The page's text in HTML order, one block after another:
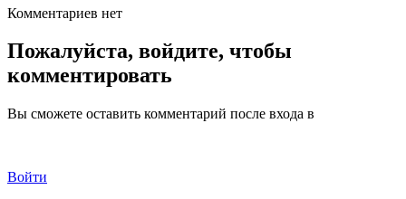
Комментариев нет
Пожалуйста, войдите, чтобы
комментировать
Вы сможете оставить комментарий после входа в
Войти